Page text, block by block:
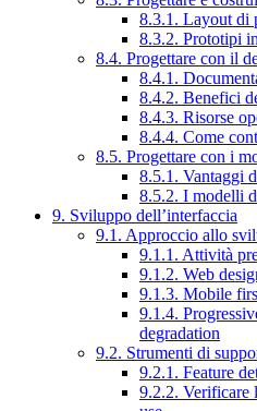
8.3.1. Layout di
8.3.2. Prototipi
8.4. Progettare con il
8.4.1.
8.4.2. Benefici
8.4.3. Risorse
8.4.4. Come
8.5. Progettare con i
8.5.1. Vantaggi
8.5.2. I modelli
9. Sviluppo dell’interfaccia
9.1. Approccio allo
9.1.1. Attività
9.1.2. Web
9.1.3. Mobile
9.1.4.
degradation
9.2. Strumenti di
9.2.1. Feature
9.2.2. Verificare